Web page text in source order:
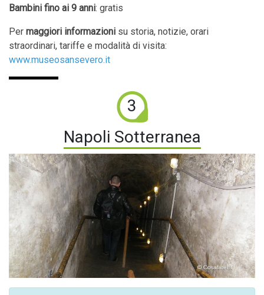
Bambini fino ai 9 anni: gratis
Per maggiori informazioni su storia, notizie, orari
straordinari, tariffe e modalità di visita:
www.museosansevero.it
3
Napoli Sotterranea